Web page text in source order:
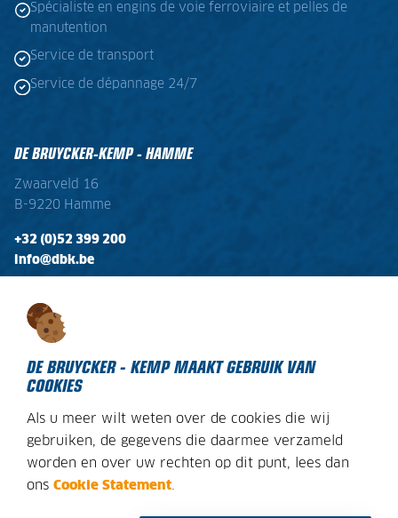
DE BRUYCKER - KEMP MAAKT GEBRUIK VAN
COOKIES
Als u meer wilt weten over de cookies die wij
gebruiken, de gegevens die daarmee verzameld
worden en over uw rechten op dit punt, lees dan
ons Cookie Statement
Spécialiste en engins de voie ferroviaire et pelles de
manutention
Service de transport
Service de dépannage 24/7
DE BRUYCKER-KEMP - HAMME
Zwaarveld 16
B-9220 Hamme
+32 (0)52 399 200
info@dbk.be
Ma - Vr:
DECLARATION SUR LES COOKIES
AVIS JURIDIQUE